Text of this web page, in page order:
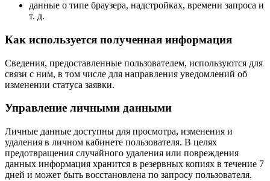
данные о типе браузера, надстройках, времени запроса и
т. д.
Как используется полученная информация
Сведения, предоставленные пользователем, используются для
связи с ним, в том числе для направления уведомлений об
изменении статуса заявки.
Управление личными данными
Личные данные доступны для просмотра, изменения и
удаления в личном кабинете пользователя. В целях
предотвращения случайного удаления или повреждения
данных информация хранится в резервных копиях в течение 7
дней и может быть восстановлена по запросу пользователя.